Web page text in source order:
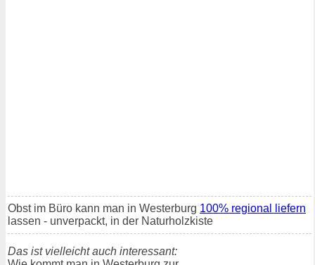
Obst im Büro kann man in Westerburg 100% regional liefern
lassen - unverpackt, in der Naturholzkiste
Das ist vielleicht auch interessant: